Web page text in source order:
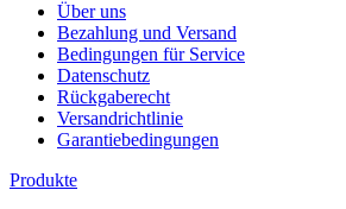
Über uns
Bezahlung und Versand
Bedingungen für Service
Datenschutz
Rückgaberecht
Versandrichtlinie
Garantiebedingungen
Produkte